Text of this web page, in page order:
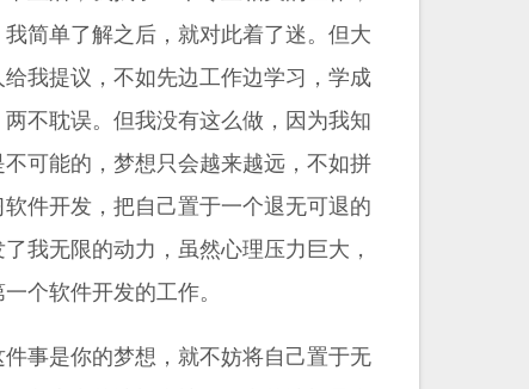
简单了解之后，就对此着了迷。但大
我提议，不如先边工作边学习，学成
不耽误。但我没有这么做，因为我知
可能的，梦想只会越来越远，不如拼
件开发，把自己置于一个退无可退的
我无限的动力，虽然心理压力巨大，
个软件开发的工作。
事是你的梦想，就不妨将自己置于无